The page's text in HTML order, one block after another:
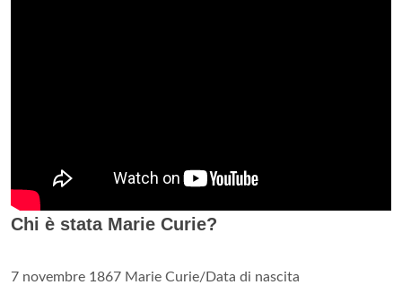
Chi è stata Marie Curie?
7 novembre 1867 Marie Curie/Data di nascita